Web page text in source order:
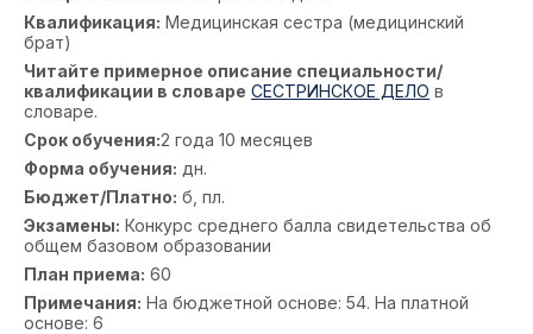
Квалификация: Медицинская сестра (медицинский
брат)
Читайте примерное описание специальности/
квалификации в словаре СЕСТРИНСКОЕ ДЕЛО в
словаре.
Срок обучения:2 года 10 месяцев
Форма обучения: дн.
Бюджет/Платно: б, пл.
Экзамены: Конкурс среднего балла свидетельства об
общем базовом образовании
План приема: 60
Примечания: На бюджетной основе: 54. На платной
основе: 6